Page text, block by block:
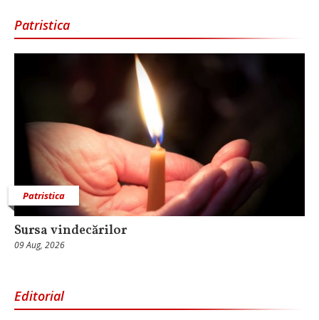
Patristica
Patristica
Sursa vindecărilor
09 Aug, 2026
Editorial